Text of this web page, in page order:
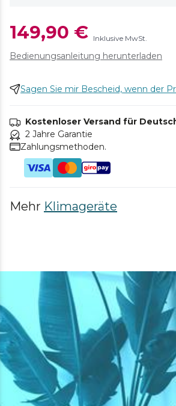
149,90 € Inklusive MwSt.
Bedienungsanleitung herunterladen
Sagen Sie mir Bescheid, wenn der
Kostenloser Versand für
2 Jahre Garantie
Zahlungsmethoden.
Mehr Klimageräte